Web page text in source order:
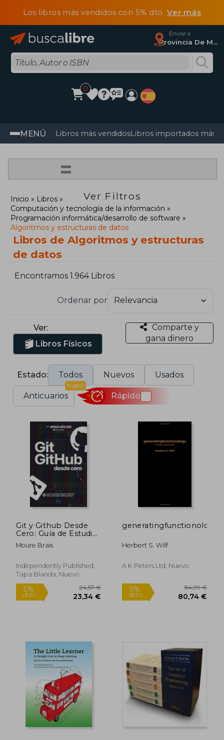
Los libros más vendidos con 5% dtoVer más
Enviar a
Provincia De Madrid
0
MENÚ Libros más vendidosLibros importados más
=
Ver Filtros
Inicio
Libros
Computación y tecnología de la información
Programación informática/desarrollo de software
Algoritmos y estructuras de datos
Libros de Algoritmos y estructuras
de datos
Encontramos 1.964 Libros
Ordenar por
Ver:
Libros Físicos
Comparte y
gana dinero
Estado: Todos Nuevos Usados
Anticuarios
Nuevo
Rápido
Git y Github Desde
Cero: Guía de Estudio
Teórico-Práctica Paso
a Paso más Curso en
Moure Brais
Independently Published,
Tapa Blanda, Nuevo
5%
dcto.
generatingfunctionology
Herbert S. Wilf
A K Peters Ltd, Nuevo
5%
dcto.